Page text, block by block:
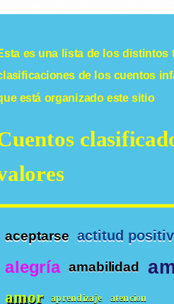
es una lista de los distintos
de los cuentos
está organizado este sitio
aceptarse actitud
alegría amabilidad
amor aprendizaje atencion